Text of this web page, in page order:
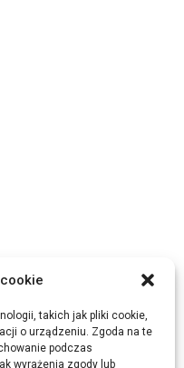
takich jak pliki cookie,
o urządzeniu. Zgoda na te
podczas
wyrażenia zgody lub